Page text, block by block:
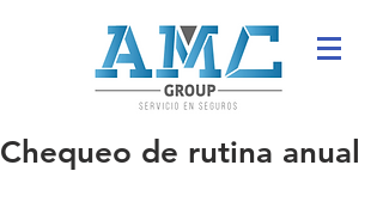
Chequeo de rutina anual